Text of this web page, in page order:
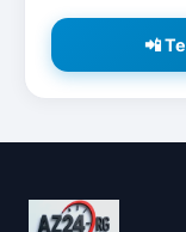
📲